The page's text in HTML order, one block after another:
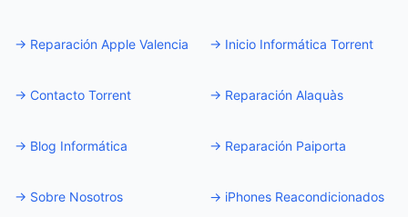
→ Reparación Apple Valencia → Inicio Informática Torrent
→ Contacto Torrent → Reparación Alaquàs
→ Blog Informática → Reparación Paiporta
→ Sobre Nosotros → iPhones Reacondicionados